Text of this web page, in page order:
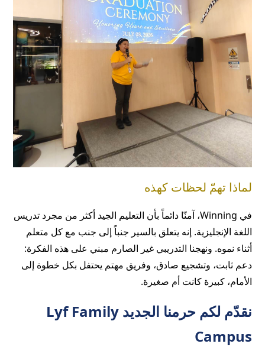
لماذا تهمّ لحظات كهذه
في Winning، آمنّا دائماً بأن التعليم الجيد أكثر من مجرد تدريس
اللغة الإنجليزية. إنه يتعلق بالسير جنباً إلى جنب مع كل متعلم
أثناء نموه. ونهجنا التدريبي غير الصارم مبني على هذه الفكرة:
دعم ثابت، وتشجيع صادق، وفريق مهتم يحتفل بكل خطوة إلى
الأمام، كبيرة كانت أم صغيرة.
نقدّم لكم حرمنا الجديد Lyf Family
Campus